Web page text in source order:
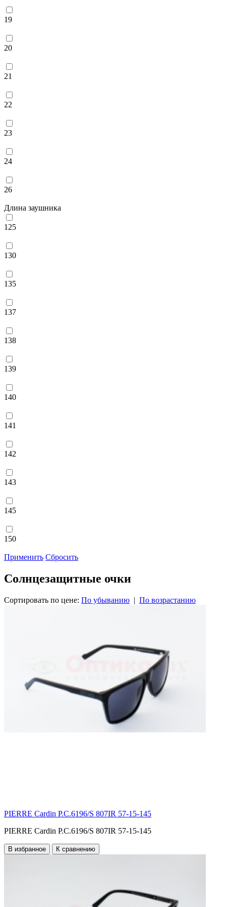
19
20
21
22
23
24
26
Длина заушника
125
130
135
137
138
139
140
141
142
143
145
150
Применить Сбросить
Солнцезащитные очки
Сортировать по цене: По убыванию | По возрастанию
PIERRE Cardin P.C.6196/S 807IR 57-15-145
PIERRE Cardin P.C.6196/S 807IR 57-15-145
В избранное К сравнению